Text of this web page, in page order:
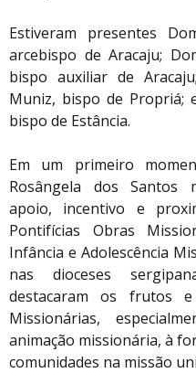
Estiveram presentes
arcebispo de Aracaju;
bispo auxiliar de
Muniz, bispo de Propriá;
bispo de Estância.
Em um primeiro
Rosângela dos Santos
apoio, incentivo e
Pontifícias Obras
Infância e Adolescência
nas dioceses
destacaram os frutos
Missionárias,
animação missionária, à
comunidades na missão